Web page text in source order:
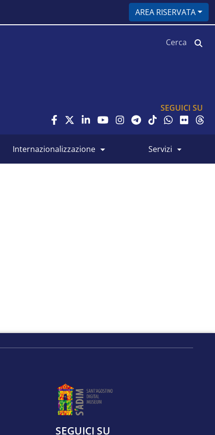
AREA RISERVATA
SEGUICI SU
internazionalizzazione servizi
SEGUICI SU